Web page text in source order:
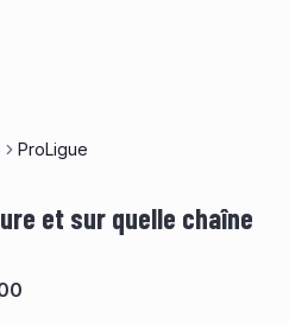
ProLigue
et sur quelle chaîne